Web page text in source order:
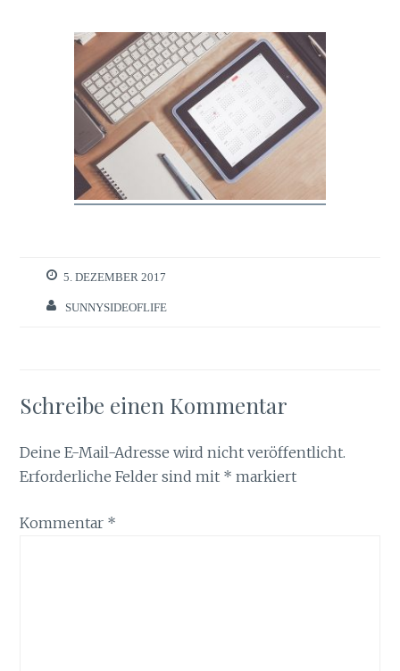
5. DEZEMBER 2017
SUNNYSIDEOFLIFE
Schreibe einen Kommentar
Deine E-Mail-Adresse wird nicht veröffentlicht.
Erforderliche Felder sind mit * markiert
Kommentar *